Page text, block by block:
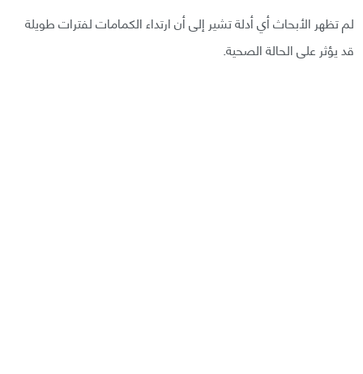
لم تظهر الأبحاث أي أدلة تشير إلى أن ارتداء الكمامات لفترات طويلة
قد يؤثر على الحالة الصحية.